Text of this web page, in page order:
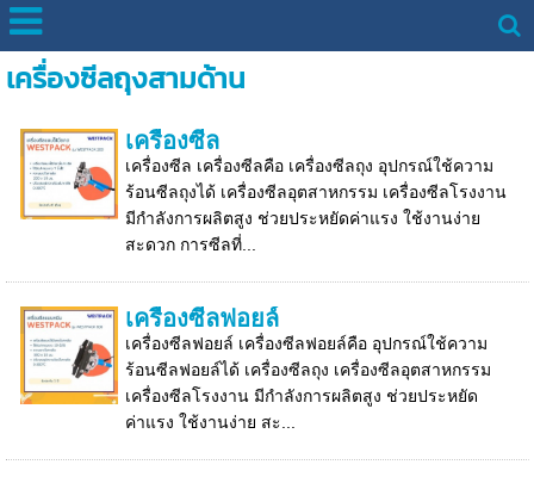
เครื่องซีลถุงสามด้าน
เครื่องซีล
เครื่องซีล เครื่องซีลคือ เครื่องซีลถุง อุปกรณ์ใช้ความ
ร้อนซีลถุงได้ เครื่องซีลอุตสาหกรรม เครื่องซีลโรงงาน
มีกำลังการผลิตสูง ช่วยประหยัดค่าแรง ใช้งานง่าย
สะดวก การซีลที่...
เครื่องซีลฟอยล์
เครื่องซีลฟอยล์ เครื่องซีลฟอยล์คือ อุปกรณ์ใช้ความ
ร้อนซีลฟอยล์ได้ เครื่องซีลถุง เครื่องซีลอุตสาหกรรม
เครื่องซีลโรงงาน มีกำลังการผลิตสูง ช่วยประหยัด
ค่าแรง ใช้งานง่าย สะ...